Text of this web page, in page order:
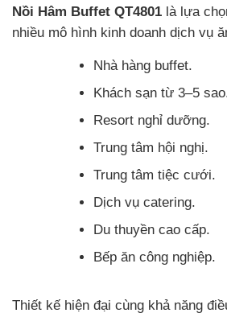
Nồi Hâm Buffet QT4801 là lựa
nhiều mô hình kinh doanh dịch vụ
Nhà hàng buffet.
Khách sạn từ 3–5
Resort nghỉ dưỡng.
Trung tâm hội nghị.
Trung tâm tiệc cưới.
Dịch vụ catering.
Du thuyền cao cấp.
Bếp ăn công nghiệp.
Thiết kế hiện đại cùng khả năng